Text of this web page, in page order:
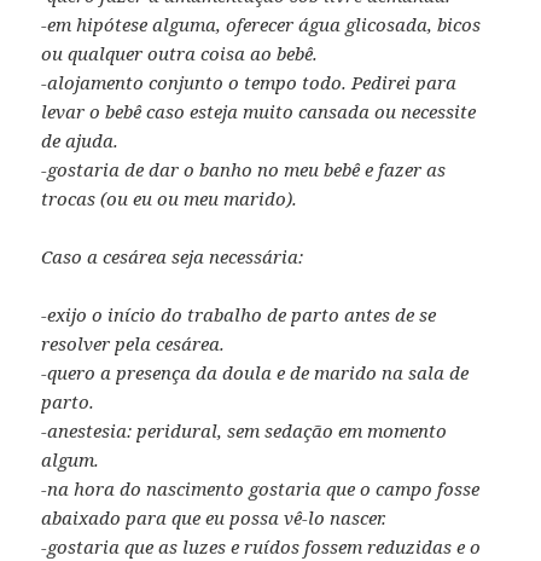
-em hipótese alguma, oferecer água glicosada, bicos
ou qualquer outra coisa ao bebê.
-alojamento conjunto o tempo todo. Pedirei para
levar o bebê caso esteja muito cansada ou necessite
de ajuda.
-gostaria de dar o banho no meu bebê e fazer as
trocas (ou eu ou meu marido).
Caso a cesárea seja necessária:
-exijo o início do trabalho de parto antes de se
resolver pela cesárea.
-quero a presença da doula e de marido na sala de
parto.
-anestesia: peridural, sem sedação em momento
algum.
-na hora do nascimento gostaria que o campo fosse
abaixado para que eu possa vê-lo nascer.
-gostaria que as luzes e ruídos fossem reduzidas e o